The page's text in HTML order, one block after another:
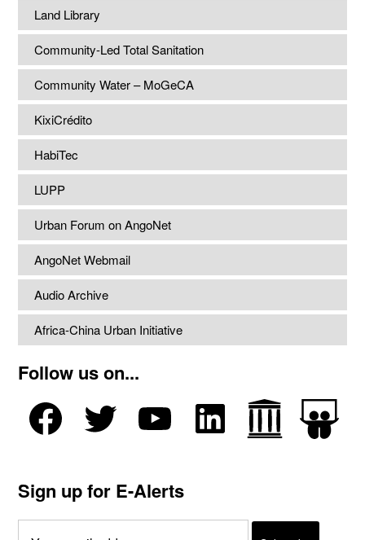
Land Library
Community-Led Total Sanitation
Community Water – MoGeCA
KixiCrédito
HabiTec
LUPP
Urban Forum on AngoNet
AngoNet Webmail
Audio Archive
Africa-China Urban Initiative
Follow us on...
Sign up for E-Alerts